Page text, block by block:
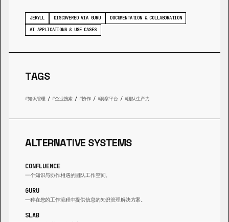
JEKYLL DISCOVERED VIA GURU
DOCUMENTATION & COLLABORATION
AI APPLICATIONS & USE CASES
TAGS
知识管理 / 企业搜索 / 协作 / 洞察平台 / 团队生产力
ALTERNATIVE SYSTEMS
CONFLUENCE
一个知识与协作相遇的团队工作空间。
GURU
一种在您的工作流程中提供信息的知识管理解决方案。
SLAB